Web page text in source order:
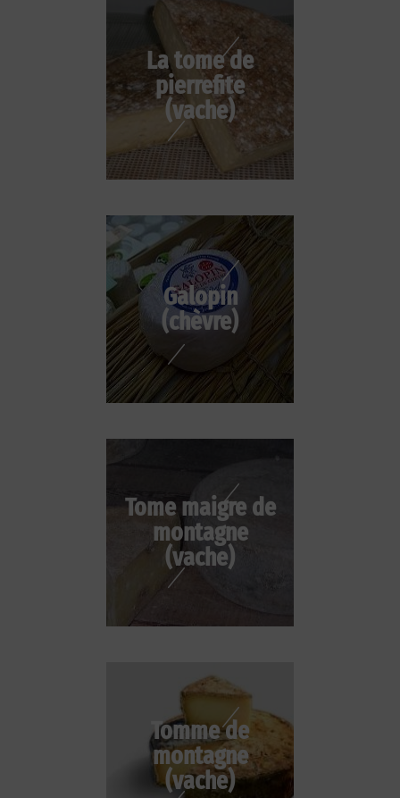
La tome de
pierrefite
(vache)
Galopin
(chèvre)
Tome maigre de
montagne
(vache)
Tomme de
montagne
(vache)